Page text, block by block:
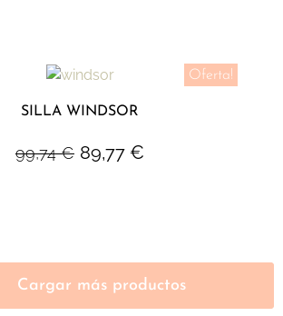
Oferta!
SILLA WINDSOR
99,74€ 89,77 €
Cargar más productos